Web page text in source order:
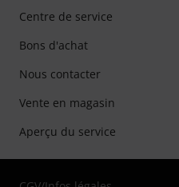
Centre de service
Bons d'achat
Nous contacter
Vente en magasin
Aperçu du service